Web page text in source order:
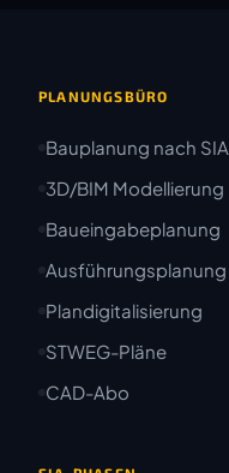
PLANUNGSBÜRO
Bauplanung nach SIA
3D/BIM Modellierung
Baueingabeplanung
Ausführungsplanung
Plandigitalisierung
STWEG-Pläne
CAD-Abo